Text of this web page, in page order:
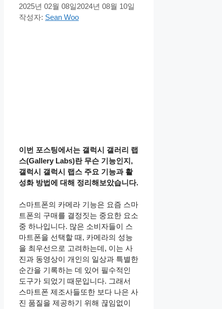
2025년 02월 08일2024년 08월 10일
작성자: Sean Woo
이번 포스팅에서는 갤럭시 갤러리 랩
스(Gallery Labs)란 무슨 기능인지,
갤럭시 갤럭시 랩스 주요 기능과 활
성화 방법에 대해 정리해보았습니다.
스마트폰의 카메라 기능은 요즘 스마
트폰의 구매를 결정짓는 중요한 요소
중 하나입니다. 많은 소비자들이 스
마트폰을 선택할 때, 카메라의 성능
을 최우선으로 고려하는데, 이는 사
진과 동영상이 개인의 일상과 특별한
순간을 기록하는 데 있어 필수적인
도구가 되었기 때문입니다. 그래서
스마트폰 제조사들또한 보다 나은 사
진 품질을 제공하기 위해 끊임없이